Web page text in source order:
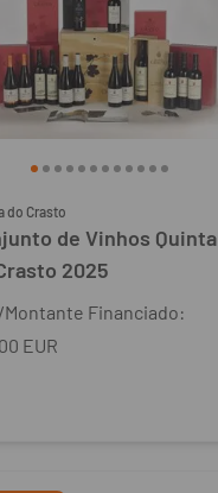
do Crasto
de Vinhos Quinta
2025
Montante Financiado:
EUR